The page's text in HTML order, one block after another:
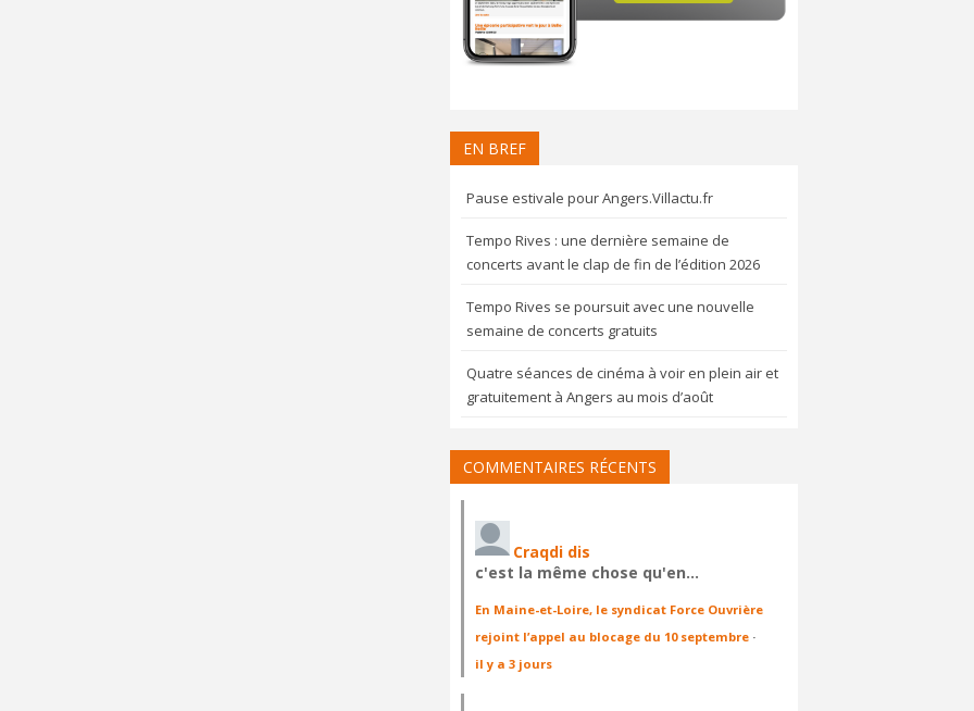
EN BREF
Pause estivale pour Angers.Villactu.fr
Tempo Rives : une dernière semaine de
concerts avant le clap de fin de l’édition 2026
Tempo Rives se poursuit avec une nouvelle
semaine de concerts gratuits
Quatre séances de cinéma à voir en plein air et
gratuitement à Angers au mois d’août
COMMENTAIRES RÉCENTS
Craqdi dis
c'est la même chose qu'en…
En Maine-et-Loire, le syndicat Force Ouvrière
rejoint l’appel au blocage du 10 septembre ·
il y a 3 jours